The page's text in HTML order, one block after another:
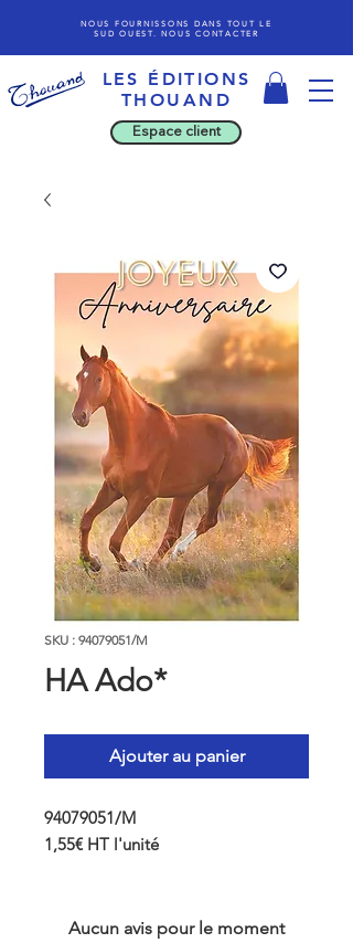
NOUS FOURNISSONS DANS TOUT LE
SUD OUEST. NOUS CONTACTER
LES ÉDITIONS
THOU AND
Espace client
SKU : 94079051/M
HA Ado*
Ajouter au panier
94079051/M
1,55€ HT l'unité
Aucun avis pour le moment